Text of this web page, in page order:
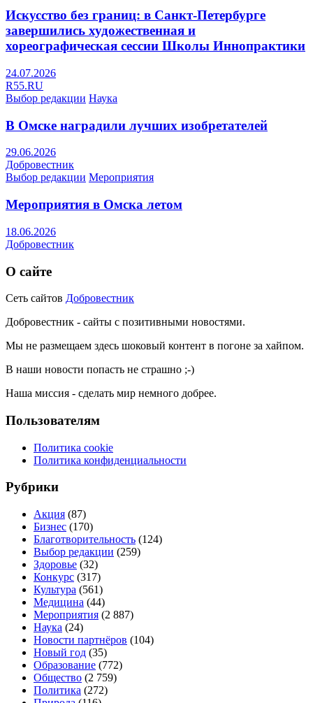
Искусство без границ: в Санкт-Петербурге
завершились художественная и
хореографическая сессии Школы Иннопрактики
24.07.2026
R55.RU
Выбор редакции Наука
В Омске наградили лучших изобретателей
29.06.2026
Добровестник
Выбор редакции Мероприятия
Мероприятия в Омска летом
18.06.2026
Добровестник
О сайте
Сеть сайтов Добровестник
Добровестник - сайты с позитивными новостями.
Мы не размещаем здесь шоковый контент в погоне за хайпом.
В наши новости попасть не страшно ;-)
Наша миссия - сделать мир немного добрее.
Пользователям
Политика cookie
Политика конфиденциальности
Рубрики
Акция (87)
Бизнес (170)
Благотворительность (124)
Выбор редакции (259)
Здоровье (32)
Конкурс (317)
Культура (561)
Медицина (44)
Мероприятия (2 887)
Наука (24)
Новости партнёров (104)
Новый год (35)
Образование (772)
Общество (2 759)
Политика (272)